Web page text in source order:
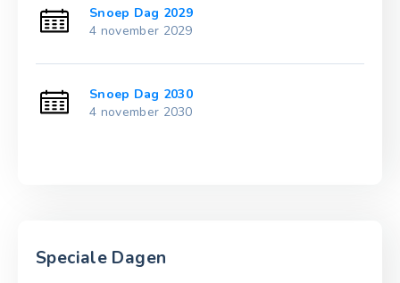
Snoep Dag 2029
4 november 2029
Snoep Dag 2030
4 november 2030
Speciale Dagen